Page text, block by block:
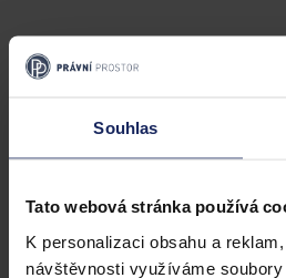
Souhlas
Tato webová stránka používá
K personalizaci obsahu a
návštěvnosti využíváme
19. března 2026, 21:07